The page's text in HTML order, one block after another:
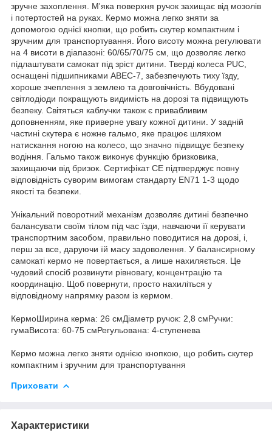
зручне захоплення. М'яка поверхня ручок захищає від мозолів
і потертостей на руках. Кермо можна легко зняти за
допомогою однієї кнопки, що робить скутер компактним і
зручним для транспортування. Його висоту можна регулювати
на 4 висоти в діапазоні: 60/65/70/75 см, що дозволяє легко
підлаштувати самокат під зріст дитини. Тверді колеса PUC,
оснащені підшипниками ABEC-7, забезпечують тиху їзду,
хороше зчеплення з землею та довговічність. Вбудовані
світлодіоди покращують видимість на дорозі та підвищують
безпеку. Світяться каблучки також є привабливим
доповненням, яке приверне увагу кожної дитини. У задній
частині скутера є ножне гальмо, яке працює шляхом
натискання ногою на колесо, що значно підвищує безпеку
водіння. Гальмо також виконує функцію бризковика,
захищаючи від бризок. Сертифікат CE підтверджує повну
відповідність суворим вимогам стандарту EN71 1-3 щодо
якості та безпеки.
Унікальний поворотний механізм дозволяє дитині безпечно
балансувати своїм тілом під час їзди, навчаючи її керувати
транспортним засобом, правильно поводитися на дорозі, і,
перш за все, даруючи їй масу задоволення. У балансирному
самокаті кермо не повертається, а лише нахиляється. Це
чудовий спосіб розвинути рівновагу, концентрацію та
координацію. Щоб повернути, просто нахиліться у
відповідному напрямку разом із кермом.
КермоШирина керма: 26 смДіаметр ручок: 2,8 смРучки:
гумаВисота: 60-75 смРегульована: 4-ступенева
Кермо можна легко зняти однією кнопкою, що робить скутер
компактним і зручним для транспортування
Приховати
Характеристики